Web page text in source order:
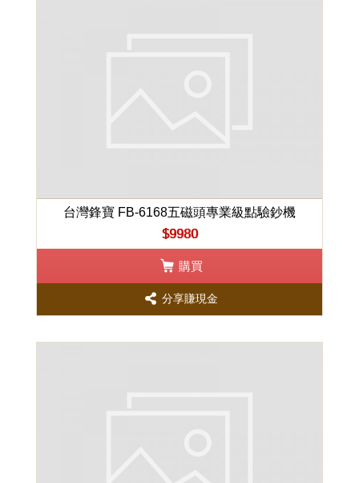
台灣鋒寶 FB-6168五磁頭專業級點驗鈔機
$9980
購買
分享賺現金